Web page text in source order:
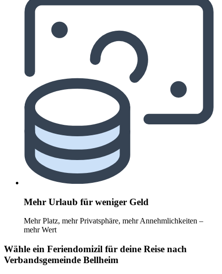
Mehr Urlaub für weniger Geld
Mehr Platz, mehr Privatsphäre, mehr Annehmlichkeiten –
mehr Wert
Wähle ein Feriendomizil für deine Reise nach
Verbandsgemeinde Bellheim